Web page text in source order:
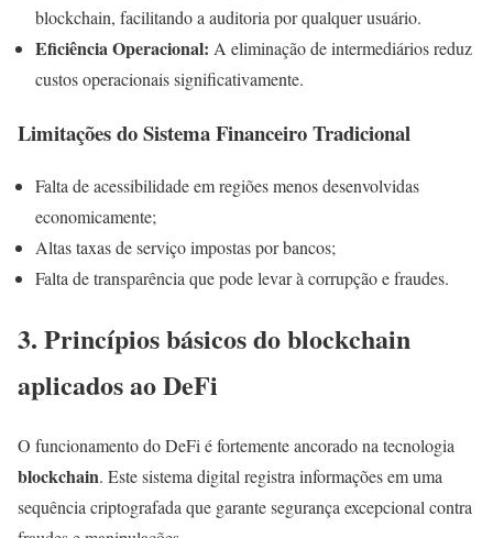
blockchain, facilitando a auditoria por qualquer usuário.
Eficiência Operacional: A eliminação de intermediários reduz
custos operacionais significativamente.
Limitações do Sistema Financeiro Tradicional
Falta de acessibilidade em regiões menos desenvolvidas
economicamente;
Altas taxas de serviço impostas por bancos;
Falta de transparência que pode levar à corrupção e fraudes.
3. Princípios básicos do blockchain
aplicados ao DeFi
O funcionamento do DeFi é fortemente ancorado na tecnologia
blockchain. Este sistema digital registra informações em uma
sequência criptografada que garante segurança excepcional contra